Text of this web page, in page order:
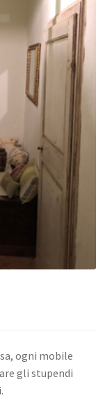
ogni mobile
gli stupendi